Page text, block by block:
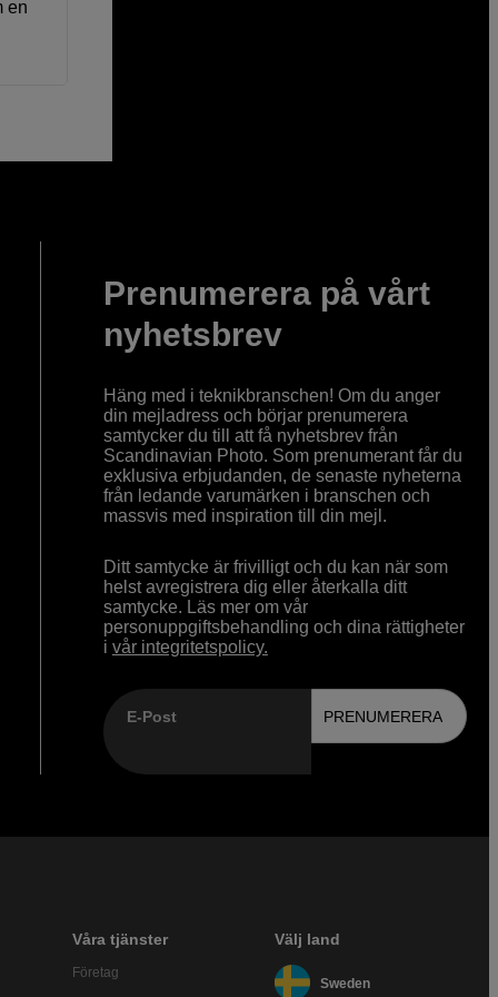
en
Prenumerera på vårt
nyhetsbrev
Häng med i teknikbranschen! Om du anger
din mejladress och börjar prenumerera
samtycker du till att få nyhetsbrev från
Scandinavian Photo. Som prenumerant får du
exklusiva erbjudanden, de senaste nyheterna
från ledande varumärken i branschen och
massvis med inspiration till din mejl.
Ditt samtycke är frivilligt och du kan när som
helst avregistrera dig eller återkalla ditt
samtycke. Läs mer om vår
personuppgiftsbehandling och dina rättigheter
i vår integritetspolicy.
E-Post PRENUMERERA
Våra tjänster
Företag
Välj land
Sweden